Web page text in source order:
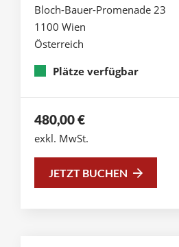
Bloch-Bauer-Promenade 23
1100 Wien
Österreich
Plätze verfügbar
480,00€
exkl. MwSt.
JETZT BUCHEN